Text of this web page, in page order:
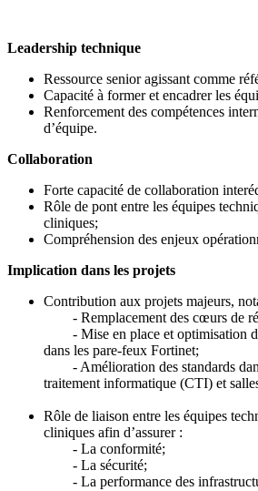
Leadership technique
Ressource senior agissant comme
Capacité à former et encadrer les
Renforcement des compétences
d’équipe.
Collaboration
Forte capacité de collaboration
Rôle de pont entre les équipes
cliniques;
Compréhension des enjeux
Implication dans les projets
Contribution aux projets majeurs,
- Remplacement des cœurs de
- Mise en place et optimisation
dans les pare-feux Fortinet;
- Amélioration des standards
traitement informatique (CTI) et
Rôle de liaison entre les équipes
cliniques afin d’assurer :
- La conformité;
- La sécurité;
- La performance des